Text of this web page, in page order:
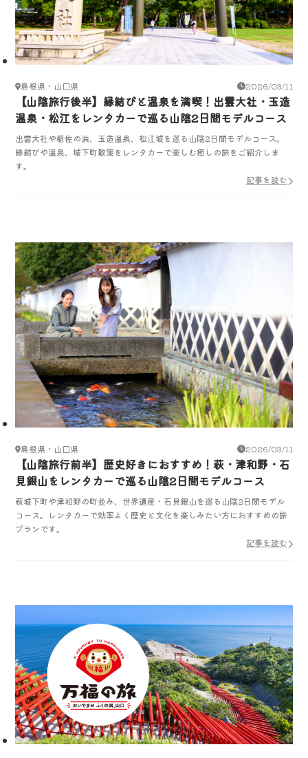
島根県・山口県 2026/03/11
【山陰旅行後半】縁結びと温泉を満喫！出雲大社・玉造
温泉・松江をレンタカーで巡る山陰2日間モデルコース
出雲大社や稲佐の浜、玉造温泉、松江城を巡る山陰2日間モデルコース。
縁結びや温泉、城下町散策をレンタカーで楽しむ癒しの旅をご紹介しま
す。
記事を読む
島根県・山口県 2026/03/11
【山陰旅行前半】歴史好きにおすすめ！萩・津和野・石
見銀山をレンタカーで巡る山陰2日間モデルコース
萩城下町や津和野の町並み、世界遺産・石見銀山を巡る山陰2日間モデル
コース。レンタカーで効率よく歴史と文化を楽しみたい方におすすめの旅
プランです。
記事を読む